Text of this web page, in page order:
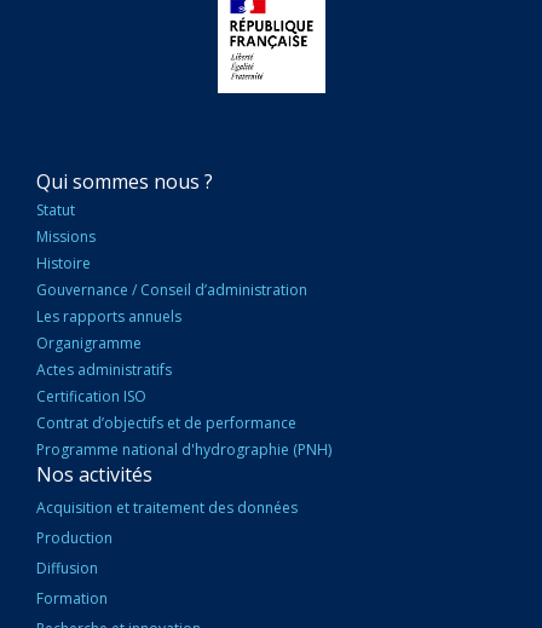
NAVIGATION
PRINCIPALE
Qui sommes nous ?
Statut
Missions
Histoire
Gouvernance / Conseil d’administration
Les rapports annuels
Organigramme
Actes administratifs
Certification ISO
Contrat d’objectifs et de performance
Programme national d'hydrographie (PNH)
Nos activités
Acquisition et traitement des données
Production
Diffusion
Formation